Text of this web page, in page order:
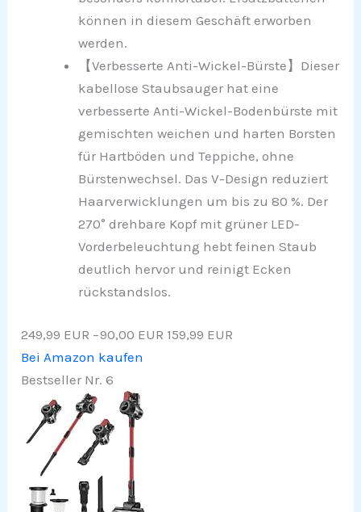
können in diesem Geschäft erworben
werden.
【Verbesserte Anti-Wickel-Bürste】Dieser
kabellose Staubsauger hat eine
verbesserte Anti-Wickel-Bodenbürste mit
gemischten weichen und harten Borsten
für Hartböden und Teppiche, ohne
Bürstenwechsel. Das V-Design reduziert
Haarverwicklungen um bis zu 80 %. Der
270° drehbare Kopf mit grüner LED-
Vorderbeleuchtung hebt feinen Staub
deutlich hervor und reinigt Ecken
rückstandslos.
249,99 EUR −90,00 EUR 159,99 EUR
Bei Amazon kaufen
Bestseller Nr. 6